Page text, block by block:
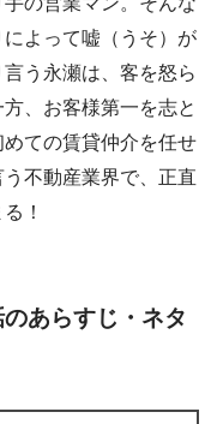
よって嘘（うそ）が
う永瀬は、客を怒ら
、お客様第一を志と
ての賃貸仲介を任せ
不動産業界で、正直
！
あらすじ・ネタ